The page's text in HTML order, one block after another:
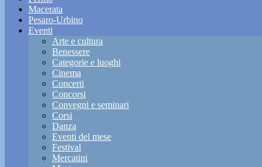
Macerata
Pesaro-Urbino
Eventi
Arte e cultura
Benessere
Categorie e luoghi
Cinema
Concerti
Concorsi
Convegni e seminari
Corsi
Danza
Eventi del mese
Festival
Mercatini